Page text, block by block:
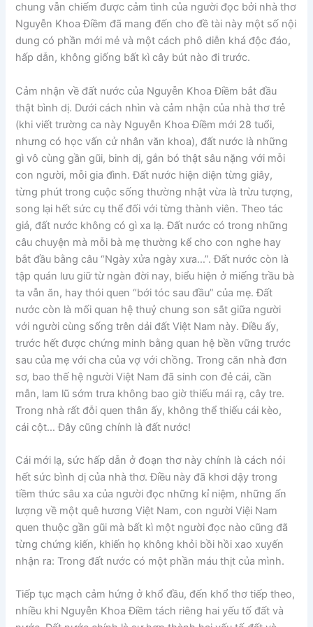
chung vẫn chiếm được cảm tình của người đọc bởi nhà thơ
Nguyễn Khoa Điềm đã mang đến cho đề tài này một số nội
dung có phần mới mẻ và một cách phô diễn khá độc đáo,
hấp dẫn, không giống bất kì cây bút nào đi trước.
Cảm nhận về đất nước của Nguyễn Khoa Điềm bắt đầu
thật bình dị. Dưới cách nhìn và cảm nhận của nhà thơ trẻ
(khi viết trường ca này Nguyễn Khoa Điềm mới 28 tuổi,
nhưng có học vấn cử nhân văn khoa), đất nước là những
gì vô cùng gần gũi, binh dị, gắn bó thật sâu nặng với mỗi
con người, mỗi gia đình. Đất nước hiện diện từng giây,
từng phút trong cuộc sống thường nhật vừa là trừu tượng,
song lại hết sức cụ thể đối với từng thành viên. Theo tác
giả, đất nước không có gì xa lạ. Đất nước có trong những
câu chuyện mà mỗi bà mẹ thường kể cho con nghe hay
bắt đầu bằng câu “Ngày xửa ngày xưa…”. Đất nước còn là
tập quán lưu giữ từ ngàn đời nay, biểu hiện ở miếng trầu bà
ta vẫn ăn, hay thói quen “bới tóc sau đầu” của mẹ. Đất
nước còn là mối quan hệ thuỷ chung son sắt giữa người
với người cùng sống trên dải đất Việt Nam này. Điều ấy,
trước hết được chứng minh bằng quan hệ bền vững trước
sau của mẹ với cha của vợ với chồng. Trong căn nhà đơn
sơ, bao thế hệ người Việt Nam đã sinh con đẻ cái, cần
mẫn, lam lũ sớm trưa không bao giờ thiếu mái rạ, cây tre.
Trong nhà rất đỗi quen thân ấy, không thể thiếu cái kèo,
cái cột… Đây cũng chính là đất nước!
Cái mới lạ, sức hấp dẫn ở đoạn thơ này chính là cách nói
hết sức bình dị của nhà thơ. Điều này đã khơi dậy trong
tiềm thức sâu xa của người đọc những kỉ niệm, những ấn
lượng về một quê hương Việt Nam, con người Việi Nam
quen thuộc gần gũi mà bất kì một người đọc nào cũng đã
từng chứng kiến, khiến họ không khỏi bồi hồi xao xuyến
nhận ra: Trong đất nước có một phần máu thịt của mình.
Tiếp tục mạch cảm hứng ở khổ đầu, đến khổ thơ tiếp theo,
nhiều khi Nguyễn Khoa Điềm tách riêng hai yếu tố đất và